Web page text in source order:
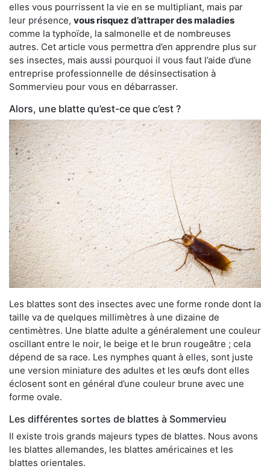
elles vous pourrissent la vie en se multipliant, mais par
leur présence, vous risquez d’attraper des maladies
comme la typhoïde, la salmonelle et de nombreuses
autres. Cet article vous permettra d’en apprendre plus sur
ses insectes, mais aussi pourquoi il vous faut l’aide d’une
entreprise professionnelle de désinsectisation à
Sommervieu pour vous en débarrasser.
Alors, une blatte qu’est-ce que c’est ?
Les blattes sont des insectes avec une forme ronde dont la
taille va de quelques millimètres à une dizaine de
centimètres. Une blatte adulte a généralement une couleur
oscillant entre le noir, le beige et le brun rougeâtre ; cela
dépend de sa race. Les nymphes quant à elles, sont juste
une version miniature des adultes et les œufs dont elles
éclosent sont en général d’une couleur brune avec une
forme ovale.
Les différentes sortes de blattes à Sommervieu
Il existe trois grands majeurs types de blattes. Nous avons
les blattes allemandes, les blattes américaines et les
blattes orientales.